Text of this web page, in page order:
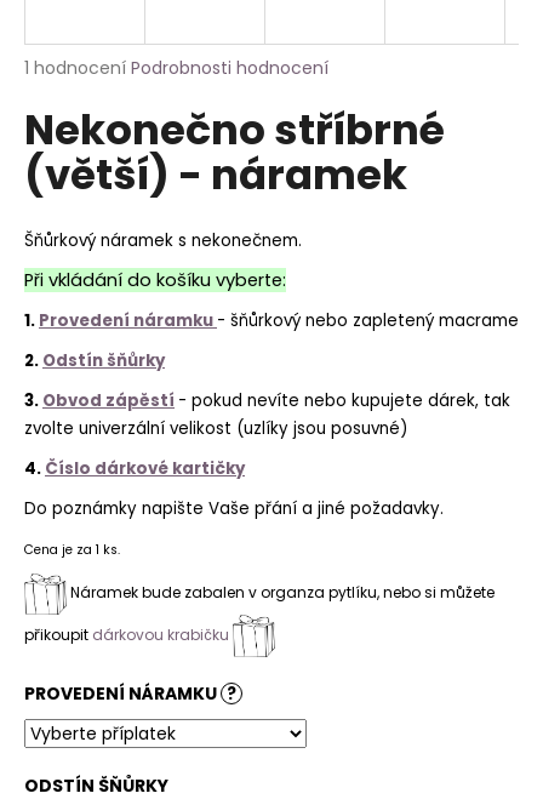
Průměrné
produktu
je
5,0
z
hvězdiček.
1 hodnocení Podrobnosti hodnocení
Nekonečno stříbrné
(větší) - náramek
Šňůrkový náramek s nekonečnem.
Při vkládání do košíku vyberte:
1. Provedení náramku - šňůrkový nebo zapletený macrame
2. Odstín šňůrky
3. Obvod zápěstí - pokud nevíte nebo kupujete dárek, tak
zvolte univerzální velikost (uzlíky jsou posuvné)
4. Číslo dárkové kartičky
Do poznámky napište Vaše přání a jiné požadavky.
Cena je za 1 ks.
Náramek bude zabalen v organza pytlíku, nebo si můžete
přikoupit dárkovou krabičku
PROVEDENÍ NÁRAMKU ?
ODSTÍN ŠŇŮRKY
j
t
?
HLEDAT